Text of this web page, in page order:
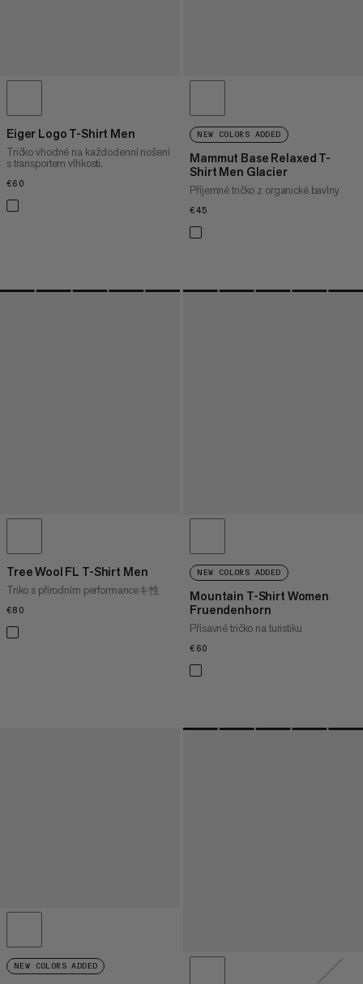
Eiger Logo T-Shirt Men
Tričko vhodné na každodenní nošení
s transportem vlhkosti.
€60
NEW COLORS ADDED
Mammut Base Relaxed T-
Shirt Men Glacier
Příjemné tričko z organické bavlny
€45
Tree Wool FL T-Shirt Men
Triko s přírodním performanceキ性
€80
NEW COLORS ADDED
Mountain T-Shirt Women
Fruendenhorn
Přísavné tričko na turistiku
€60
NEW COLORS ADDED